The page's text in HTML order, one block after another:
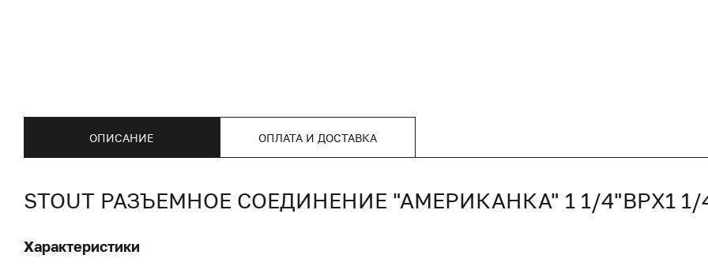
ОПИСАНИЕ ОПЛАТА И ДОСТАВКА
STOUT РАЗЪЕМНОЕ СОЕДИНЕНИЕ "АМЕРИКАНКА" 1 1/4"ВРX1
Характеристики